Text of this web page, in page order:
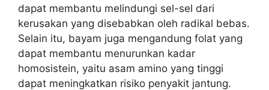
dapat membantu melindungi sel-sel dari
kerusakan yang disebabkan oleh radikal bebas.
Selain itu, bayam juga mengandung folat yang
dapat membantu menurunkan kadar
homosistein, yaitu asam amino yang tinggi
dapat meningkatkan risiko penyakit jantung.